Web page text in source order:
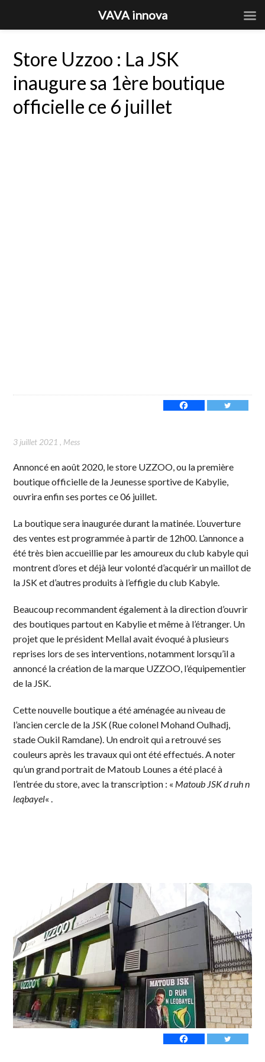
Store Uzzoo : La JSK
inaugure sa 1ère boutique
officielle ce 6 juillet
3 juillet 2021 , Mess
Annoncé en août 2020, le store UZZOO, ou la première
boutique officielle de la Jeunesse sportive de Kabylie,
ouvrira enfin ses portes ce 06 juillet.
La boutique sera inaugurée durant la matinée. L’ouverture
des ventes est programmée à partir de 12h00. L’annonce a
été très bien accueillie par les amoureux du club kabyle qui
montrent d’ores et déjà leur volonté d’acquérir un maillot de
la JSK et d’autres produits à l’effigie du club Kabyle.
Beaucoup recommandent également à la direction d’ouvrir
des boutiques partout en Kabylie et même à l’étranger. Un
projet que le président Mellal avait évoqué à plusieurs
reprises lors de ses interventions, notamment lorsqu’il a
annoncé la création de la marque UZZOO, l’équipementier
de la JSK.
Cette nouvelle boutique a été aménagée au niveau de
l’ancien cercle de la JSK (Rue colonel Mohand Oulhadj,
stade Oukil Ramdane). Un endroit qui a retrouvé ses
couleurs après les travaux qui ont été effectués. A noter
qu’un grand portrait de Matoub Lounes a été placé à
l’entrée du store, avec la transcription : « Matoub JSK d ruh n
leqbayel« .
VAVA innova